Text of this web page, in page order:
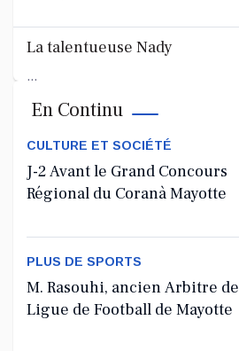
La talentueuse Nady
...
Jul 11, 2026
En Continu
CULTURE ET SOCIÉTÉ
J-2 Avant le Grand Concours
Régional du Coranà Mayotte
PLUS DE SPORTS
M. Rasouhi, ancien Arbitre de
Ligue de Football de Mayotte